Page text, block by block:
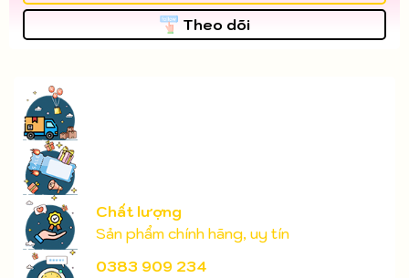
Theo dõi
Chất lượng
Sản phẩm chính hãng, uy tín
0383 909 234